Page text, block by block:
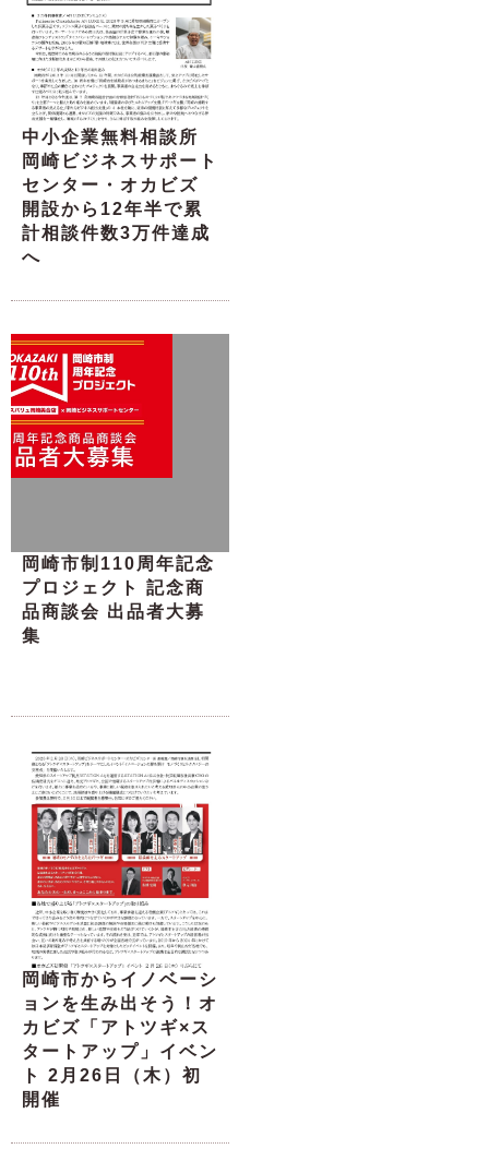
中小企業無料相談所
岡崎ビジネスサポート
センター・オカビズ
開設から12年半で累
計相談件数3万件達成
へ
岡崎市制110周年記念
プロジェクト 記念商
品商談会 出品者大募
集
岡崎市からイノベーシ
ョンを生み出そう！オ
カビズ「アトツギ×ス
タートアップ」イベン
ト 2月26日（木）初
開催